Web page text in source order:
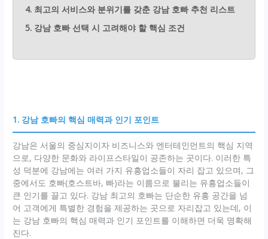
4. 최고의 서비스와 분위기를 갖춘 강남 호빠 추천 리스트
5. 강남 호빠 선택 시 고려해야 할 핵심 조건
1. 강남 호빠의 핵심 매력과 인기 포인트
강남은 서울의 중심지이자 비즈니스와 엔터테인먼트의 핵심 지역
으로, 다양한 문화와 라이프스타일이 공존하는 곳이다. 이러한 특
성 덕분에 강남에는 여러 가지 유흥업소들이 자리 잡고 있으며, 그
중에서도 호빠(호스트바, 빠)라는 이름으로 불리는 유흥업소들이
큰 인기를 끌고 있다. 강남 최고의 호빠는 단순한 유흥 공간을 넘
어 고객에게 특별한 경험을 제공하는 곳으로 자리잡고 있는데, 이
는 강남 호빠의 핵심 매력과 인기 포인트를 이해하면 더욱 명확해
진다.